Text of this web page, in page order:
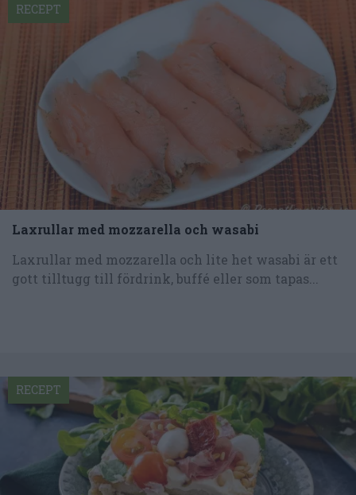
Laxrullar med mozzarella och wasabi
Laxrullar med mozzarella och lite het wasabi är ett
gott tilltugg till fördrink, buffé eller som tapas...
RECEPT
RECEPT